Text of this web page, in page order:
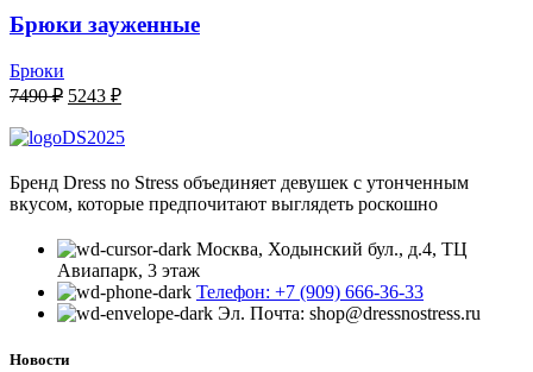
Брюки зауженные
Брюки
7490₽ Первоначальная
составляла
5243 ₽Текущая
5243 ₽.
Бренд Dress no Stress объединяет девушек с утонченным
вкусом, которые предпочитают выглядеть роскошно
Москва, Ходынский бул., д.4, ТЦ
Авиапарк, 3 этаж
Телефон: +7 (909) 666-36-33
Эл. Почта: shop@dressnostress.ru
Новости